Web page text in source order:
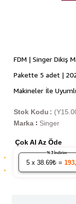
FDM | Singer Dikiş
Pakette 5 adet |
Makineler İle
Stok Kodu
Marka : Singer
Çok Al Az Öde
5x 38.69₺ =
% 3 İndirim